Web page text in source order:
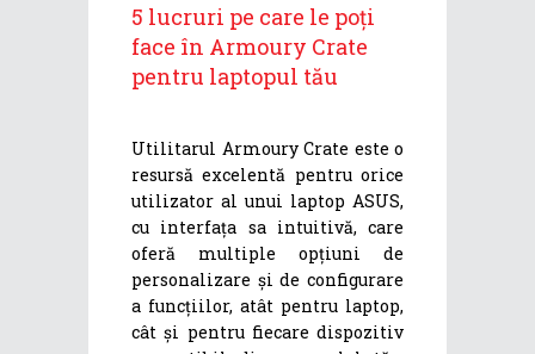
5 lucruri pe care le poți
face în Armoury Crate
pentru laptopul tău
Utilitarul Armoury Crate este o
resursă excelentă pentru orice
utilizator al unui laptop ASUS,
cu interfața sa intuitivă, care
oferă multiple opțiuni de
personalizare și de configurare
a funcțiilor, atât pentru laptop,
cât și pentru fiecare dispozitiv